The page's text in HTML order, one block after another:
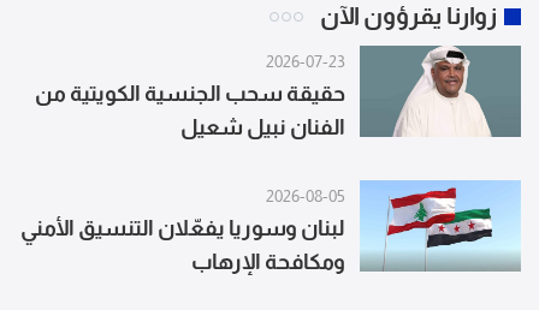
زوارنا يقرؤون الآن
2026-07-23
حقيقة سحب الجنسية الكويتية من
الفنان نبيل شعيل
2026-08-05
لبنان وسوريا يفعّلان التنسيق الأمني
ومكافحة الإرهاب